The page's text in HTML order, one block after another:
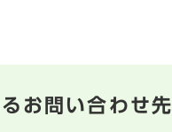
お問い合わせ先